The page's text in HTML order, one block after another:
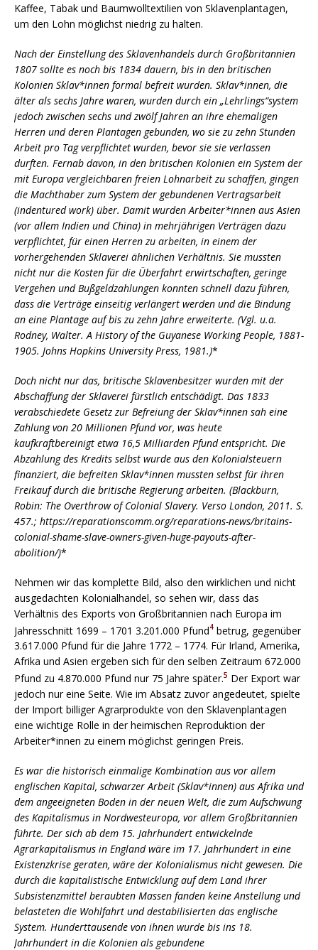
Kaffee, Tabak und Baumwolltextilien von Sklavenplantagen,
um den Lohn möglichst niedrig zu halten.
Nach der Einstellung des Sklavenhandels durch Großbritannien
1807 sollte es noch bis 1834 dauern, bis in den britischen
Kolonien Sklav*innen formal befreit wurden. Sklav*innen, die
älter als sechs Jahre waren, wurden durch ein „Lehrlings“system
jedoch zwischen sechs und zwölf Jahren an ihre ehemaligen
Herren und deren Plantagen gebunden, wo sie zu zehn Stunden
Arbeit pro Tag verpflichtet wurden, bevor sie sie verlassen
durften. Fernab davon, in den britischen Kolonien ein System der
mit Europa vergleichbaren freien Lohnarbeit zu schaffen, gingen
die Machthaber zum System der gebundenen Vertragsarbeit
(indentured work) über. Damit wurden Arbeiter*innen aus Asien
(vor allem Indien und China) in mehrjährigen Verträgen dazu
verpflichtet, für einen Herren zu arbeiten, in einem der
vorhergehenden Sklaverei ähnlichen Verhältnis. Sie mussten
nicht nur die Kosten für die Überfahrt erwirtschaften, geringe
Vergehen und Bußgeldzahlungen konnten schnell dazu führen,
dass die Verträge einseitig verlängert werden und die Bindung
an eine Plantage auf bis zu zehn Jahre erweiterte. (Vgl. u.a.
Rodney, Walter. A History of the Guyanese Working People, 1881-
1905. Johns Hopkins University Press, 1981.)*
Doch nicht nur das, britische Sklavenbesitzer wurden mit der
Abschaffung der Sklaverei fürstlich entschädigt. Das 1833
verabschiedete Gesetz zur Befreiung der Sklav*innen sah eine
Zahlung von 20 Millionen Pfund vor, was heute
kaufkraftbereinigt etwa 16,5 Milliarden Pfund entspricht. Die
Abzahlung des Kredits selbst wurde aus den Kolonialsteuern
finanziert, die befreiten Sklav*innen mussten selbst für ihren
Freikauf durch die britische Regierung arbeiten. (Blackburn,
Robin: The Overthrow of Colonial Slavery. Verso London, 2011. S.
457.; https://reparationscomm.org/reparations-news/britains-
colonial-shame-slave-owners-given-huge-payouts-after-
abolition/)*
Nehmen wir das komplette Bild, also den wirklichen und nicht
ausgedachten Kolonialhandel, so sehen wir, dass das
Verhältnis des Exports von Großbritannien nach Europa im
Jahresschnitt 1699 – 1701 3.201.000 Pfund4 betrug, gegenüber
3.617.000 Pfund für die Jahre 1772 – 1774. Für Irland, Amerika,
Afrika und Asien ergeben sich für den selben Zeitraum 672.000
Pfund zu 4.870.000 Pfund nur 75 Jahre später.5 Der Export war
jedoch nur eine Seite. Wie im Absatz zuvor angedeutet, spielte
der Import billiger Agrarprodukte von den Sklavenplantagen
eine wichtige Rolle in der heimischen Reproduktion der
Arbeiter*innen zu einem möglichst geringen Preis.
Es war die historisch einmalige Kombination aus vor allem
englischen Kapital, schwarzer Arbeit (Sklav*innen) aus Afrika und
dem angeeigneten Boden in der neuen Welt, die zum Aufschwung
des Kapitalismus in Nordwesteuropa, vor allem Großbritannien
führte. Der sich ab dem 15. Jahrhundert entwickelnde
Agrarkapitalismus in England wäre im 17. Jahrhundert in eine
Existenzkrise geraten, wäre der Kolonialismus nicht gewesen. Die
durch die kapitalistische Entwicklung auf dem Land ihrer
Subsistenzmittel beraubten Massen fanden keine Anstellung und
belasteten die Wohlfahrt und destabilisierten das englische
System. Hunderttausende von ihnen wurde bis ins 18.
Jahrhundert in die Kolonien als gebundene